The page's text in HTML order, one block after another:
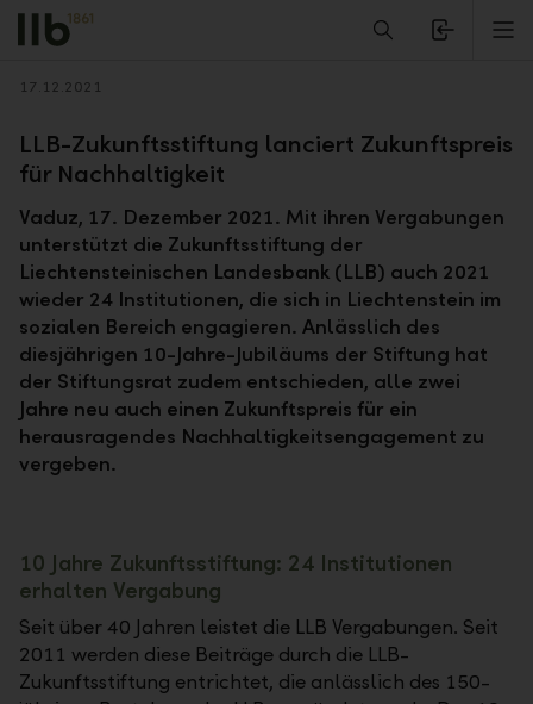
Alerts.Headline
Zurück
17.12.2021
LLB-Zukunftsstiftung lanciert Zukunftspreis
für Nachhaltigkeit
Vaduz, 17. Dezember 2021. Mit ihren Vergabungen
unterstützt die Zukunftsstiftung der
Liechtensteinischen Landesbank (LLB) auch 2021
wieder 24 Institutionen, die sich in Liechtenstein im
sozialen Bereich engagieren. Anlässlich des
diesjährigen 10-Jahre-Jubiläums der Stiftung hat
der Stiftungsrat zudem entschieden, alle zwei
Jahre neu auch einen Zukunftspreis für ein
herausragendes Nachhaltigkeitsengagement zu
vergeben.
10 Jahre Zukunftsstiftung: 24 Institutionen
erhalten Vergabung
Seit über 40 Jahren leistet die LLB Vergabungen. Seit
2011 werden diese Beiträge durch die LLB-
Zukunftsstiftung entrichtet, die anlässlich des 150-